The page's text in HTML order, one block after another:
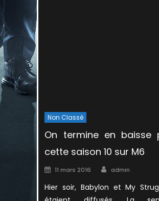
Non Classé
On termine en baisse
cette saison 10 sur M6
Posted
11 mars 2016 Author
admin
Hier soir, Babylon et My